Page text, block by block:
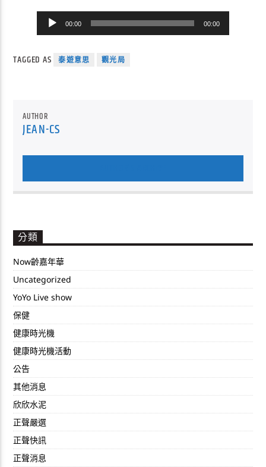
訊
放
00:00 00:00
TAGGED AS 泰遊意思 觀光局
AUTHOR
JEAN-CS
分類
Now齡嘉年華
Uncategorized
YoYo Live show
保健
健康時光機
健康時光機活動
公告
其他消息
欣欣水泥
正聲嚴選
正聲快訊
正聲消息